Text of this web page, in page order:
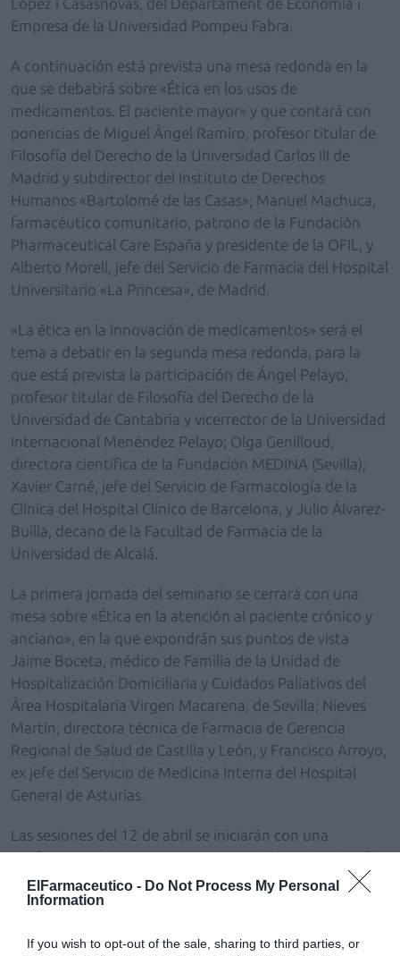
ElFarmaceutico - Do Not Process My Personal
Information
If you wish to opt-out of the sale, sharing to third parties, or
Empresa de la Universidad Pompeu Fabra.
A continuación está prevista una mesa redonda en la
que se debatirá sobre «Ética en los usos de
medicamentos. El paciente mayor» y que contará con
ponencias de Miguel Ángel Ramiro, profesor titular de
Filosofía del Derecho de la Universidad Carlos III de
Madrid y subdirector del Instituto de Derechos
Humanos «Bartolomé de las Casas»; Manuel Machuca,
farmacéutico comunitario, patrono de la Fundación
Pharmaceutical Care España y presidente de la OFIL, y
Alberto Morell, jefe del Servicio de Farmacia del Hospital
Universitario «La Princesa», de Madrid.
«La ética en la innovación de medicamentos» será el
tema a debatir en la segunda mesa redonda, para la
que está prevista la participación de Ángel Pelayo,
profesor titular de Filosofía del Derecho de la
Universidad de Cantabria y vicerrector de la Universidad
Internacional Menéndez Pelayo; Olga Genilloud,
directora científica de la Fundación MEDINA (Sevilla);
Xavier Carné, jefe del Servicio de Farmacología de la
Clínica del Hospital Clínico de Barcelona, y Julio Álvarez-
Builla, decano de la Facultad de Farmacia de la
Universidad de Alcalá.
La primera jornada del seminario se cerrará con una
mesa sobre «Ética en la atención al paciente crónico y
anciano», en la que expondrán sus puntos de vista
Jaime Boceta, médico de Familia de la Unidad de
Hospitalización Domiciliaria y Cuidados Paliativos del
Área Hospitalaria Virgen Macarena, de Sevilla; Nieves
Martín, directora técnica de Farmacia de Gerencia
Regional de Salud de Castilla y León, y Francisco Arroyo,
ex jefe del Servicio de Medicina Interna del Hospital
General de Asturias.
Las sesiones del 12 de abril se iniciarán con una
conferencia de Victoria Camps, catedrática de Filosofía
Moral de la Universidad Autónoma de Barcelona y
presidenta de la Fundación Víctor Grífols, sobre «Bases